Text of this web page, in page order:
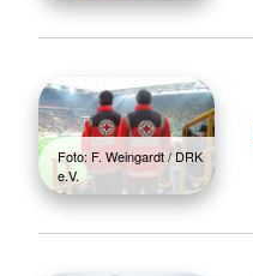
Foto: F. Weingardt / DRK
e.V.